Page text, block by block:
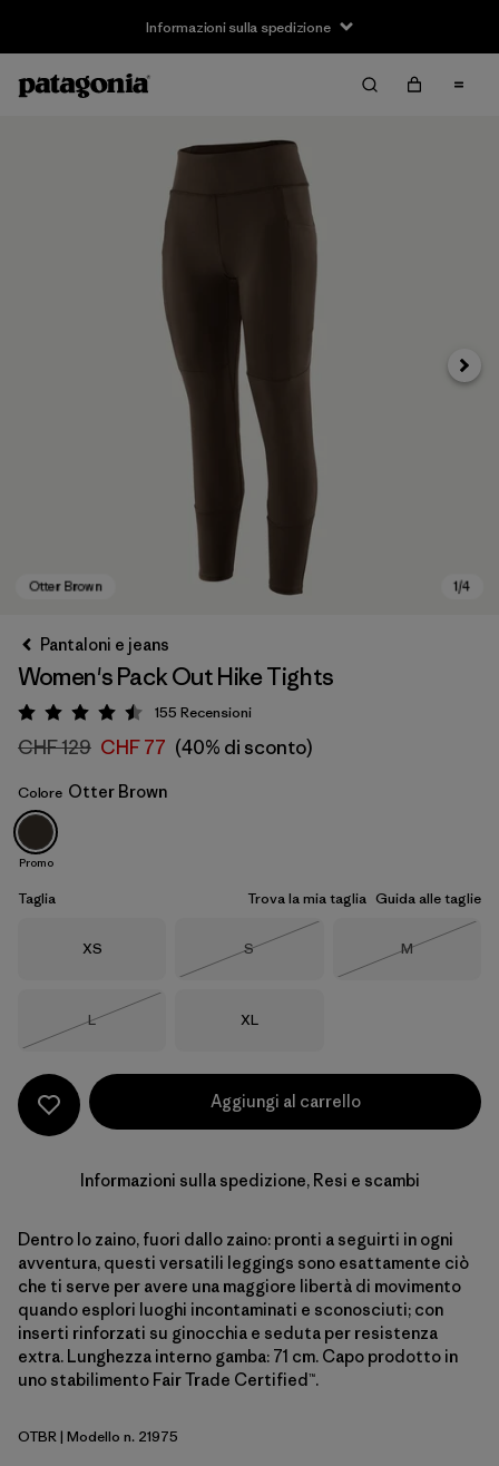
Informazioni sulla spedizione
Otter Brown
Avanti
Pantaloni e jeans
Women's Pack Out Hike Tights
Valutazione: 4.5 / 5
155 Recensioni
CHF 129 CHF 77 (40% di sconto)
Colore Otter Brown
Promo
Taglia Trova la mia taglia Guida alle taglie
Taglia
XS Taglia
S
Taglia
M
Taglia
L
Taglia
XL
Aggiungi al carrello
Informazioni sulla spedizione, Resi e scambi
Dentro lo zaino, fuori dallo zaino: pronti a seguirti in ogni
avventura, questi versatili leggings sono esattamente ciò
che ti serve per avere una maggiore libertà di movimento
quando esplori luoghi incontaminati e sconosciuti; con
inserti rinforzati su ginocchia e seduta per resistenza
extra. Lunghezza interno gamba: 71 cm. Capo prodotto in
uno stabilimento Fair Trade Certified™.
Otter Brown
OTBR| Modello n. 21975